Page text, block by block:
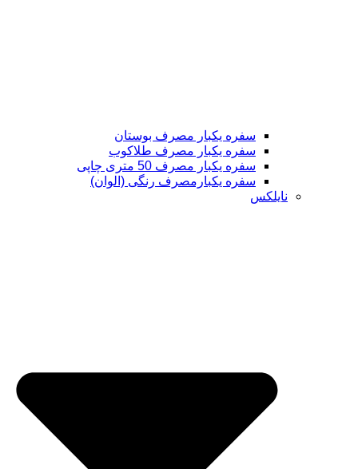
سفره یکبار مصرف بوستان
سفره یکبار مصرف طلاکوب
سفره یکبار مصرف 50 متری چاپی
سفره یکبارمصرف رنگی (الوان)
نایلکس